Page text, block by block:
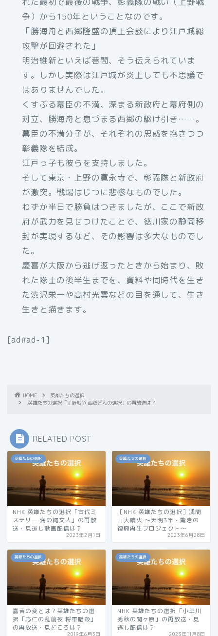
争）から150年ということなのです。
「勝海舟と西郷隆盛の頂上会談により江戸城総
攻撃が回避された」
明治維新といえば巷間、そう伝えられていま
す。しかし実際は江戸城が炎上しても不思議で
はありませんでした。
くすぶる幕臣の不満、深まる新政府と幕府側の
対立、勝海舟と息づまる西郷の駆け引き……。
幕臣の不満分子が、それぞれの思惑を抱きつつ
彰義隊を結成。
江戸っ子も彼らを支持しました。
そして東京・上野の寛永寺で、彰義隊と新政府
が激突。戦場はじつに悲惨なものでした。
わずか半日で勝負はつきましたが、ここで新政
府が武力を見せつけたことで、徳川家の静岡移
封が実現するなど、その影響は多大なものでし
た。
慶喜が大阪から逃げ返ったときから始まり、敗
れた隊士の後半生までを、資料や同時代を生き
た渋沢栄一や高村光雲などの目を通して、生き
生きと描きます。
[ad#ad-1]
HOME
英雄たちの選択
英雄たちの選択「上野戦争 西郷どんの選択」の再放送は？
RELATED POST
英雄たちの選択
NHK 英雄たちの選択「古代ミ
ステリー 海の縄文人」の再放
送・見逃し動画配信は？
2023年2月1日
英雄たちの選択
［NHK 英雄たちの選択］浅間
山大噴火 〜天明3年・驚きの
復興再生プロジェクト〜
2023年6月28日
英雄たちの選択
嘉吉の変とは？英雄たちの選
択「応仁の乱前夜 将軍暗殺」
の再放送・見どころは？
2019年6月3日
英雄たちの選択
NHK 英雄たちの選択「小早川
秀秋の関ヶ原」の再放送・見
逃し配信は？
2023年11月8日